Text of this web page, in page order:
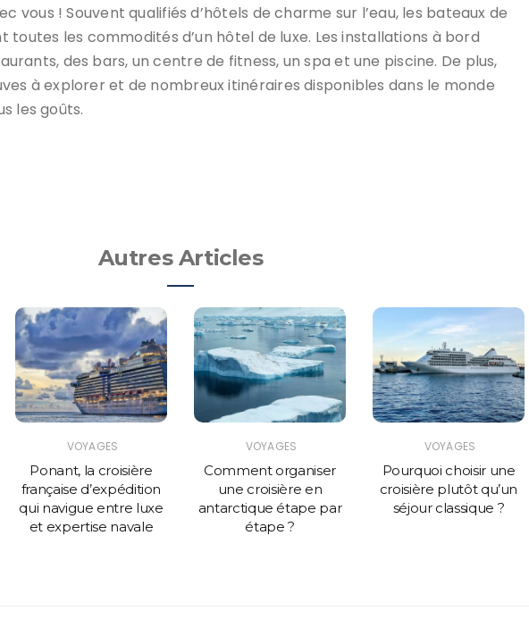
vous ! Souvent qualifiés d’hôtels de charme sur l’eau, les bateaux de
les commodités d’un hôtel de luxe. Les installations à bord
des bars, un centre de fitness, un spa et une piscine. De plus,
à explorer et de nombreux itinéraires disponibles dans le monde
les goûts.
Autres Articles
VOYAGES
Ponant, la croisière
française d’expédition
qui navigue entre luxe
et expertise navale
VOYAGES
Comment organiser
une croisière en
antarctique étape par
étape ?
VOYAGES
Pourquoi choisir une
croisière plutôt qu’un
séjour classique ?